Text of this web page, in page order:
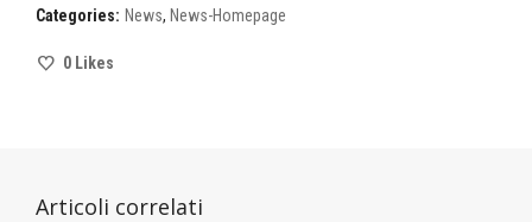
Categories: News, News-Homepage
0 Likes
Articoli correlati